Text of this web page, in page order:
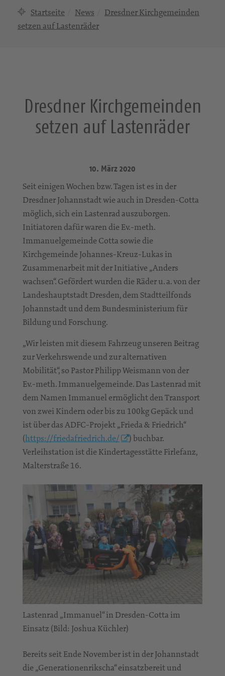
Startseite News
Dresdner Kirchgemeinden
setzen auf Lastenräder
Dresdner Kirchgemeinden
setzen auf Lastenräder
10. März 2020
Seit einigen Wochen bzw. Tagen ist es in der
Dresdner Johannstadt wie auch in Dresden-Cotta
möglich, sich ein Lastenrad auszuborgen.
Initiatoren dafür waren die Ev.-meth.
Immanuelgemeinde Cotta sowie die
Kirchgemeinde Johannes-Kreuz-Lukas in
Zusammenarbeit mit der Initiative „Anders
wachsen“. Gefördert wurden die Räder u. a. von der
Landeshauptstadt Dresden, dem Stadtteilfonds
Johannstadt und dem Bundesministerium für
Bildung und Forschung.
„Wir leisten mit diesem Fahrzeug unseren Beitrag
zur Verkehrswende und zur alternativen
Mobilität“, so Pastor Philipp Weismann von der
Ev.-meth. Immanuelgemeinde. Das Lastenrad mit
dem Namen Immanuel ermöglicht den Transport
von zwei Kindern oder bis zu 100kg Gepäck und
ist über das ADFC-Projekt „Frieda & Friedrich“
(https://friedafriedrich.de/
) buchbar.
Verleihstation ist die Kindertagesstätte Firlefanz,
Malterstraße 16.
Lastenrad „Immanuel“ in Dresden-Cotta im
Einsatz (Bild: Joshua Küchler)
Bereits seit Ende November ist in der Johannstadt
die „Generationenrikscha“ einsatzbereit und